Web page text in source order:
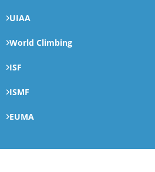
UIAA
World Climbing
ISF
ISMF
EUMA